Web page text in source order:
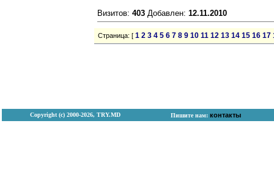
Визитов: 403 Добавлен: 12.11.2010
Страница: [ 1 2 3 4 5 6 7 8 9 10 11 12 13 14 15 16 17
Copyright (с) 2000-2026, TRY.MD Пишите нам: контакты